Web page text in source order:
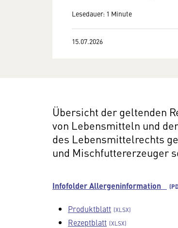
Lesedauer: 1 Minute
15.07.2026
Übersicht der geltenden
von Lebensmitteln und
des Lebensmittelrechts
und Mischfuttererzeuger
Infofolder Allergeninformation
Produktblatt
Rezeptblatt